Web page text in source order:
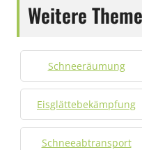
Weitere
Schneeräumung
Eisglättebekämpfung
Schneeabtransport